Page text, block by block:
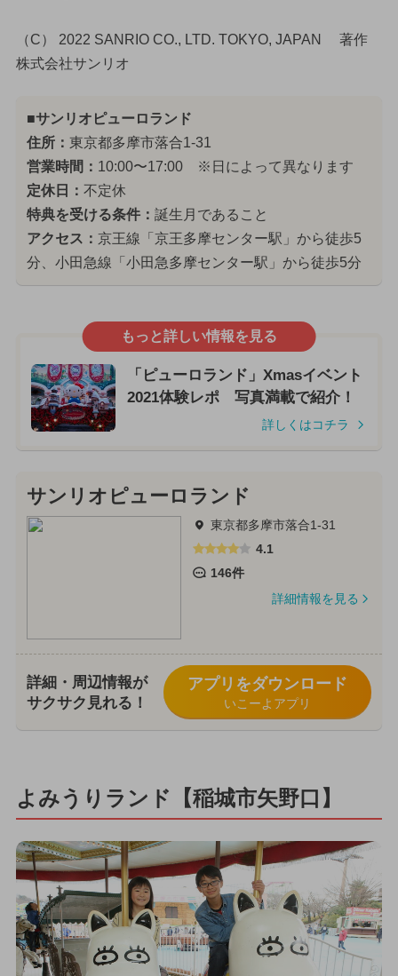
（C） 2022 SANRIO CO., LTD. TOKYO, JAPAN 著作
株式会社サンリオ
■サンリオピューロランド
住所： 東京都多摩市落合1-31
営業時間： 10:00〜17:00 ※日によって異なります
定休日： 不定休
特典を受ける条件： 誕生月であること
アクセス： 京王線「京王多摩センター駅」から徒歩5
分、小田急線「小田急多摩センター駅」から徒歩5分
もっと詳しい情報を見る
「ピューロランド」Xmasイベント
2021体験レポ 写真満載で紹介！
詳しくはコチラ
サンリオピューロランド
東京都多摩市落合1-31
4.1
146件
詳細情報を見る
詳細・周辺情報が
サクサク見れる！
アプリをダウンロード
いこーよアプリ
よみうりランド【稲城市矢野口】